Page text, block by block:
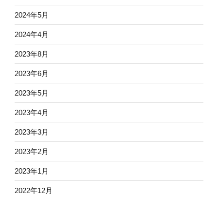
2024年5月
2024年4月
2023年8月
2023年6月
2023年5月
2023年4月
2023年3月
2023年2月
2023年1月
2022年12月